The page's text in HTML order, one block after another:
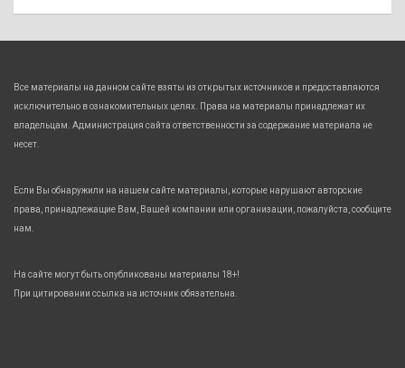
Все материалы на данном сайте взяты из открытых источников и предоставляются
исключительно в ознакомительных целях. Права на материалы принадлежат их
владельцам. Администрация сайта ответственности за содержание материала не
несет.
Если Вы обнаружили на нашем сайте материалы, которые нарушают авторские
права, принадлежащие Вам, Вашей компании или организации, пожалуйста, сообщите
нам.
На сайте могут быть опубликованы материалы 18+!
При цитировании ссылка на источник обязательна.